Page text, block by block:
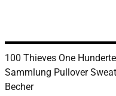
100 Thieves One
Sammlung Pullover
Becher